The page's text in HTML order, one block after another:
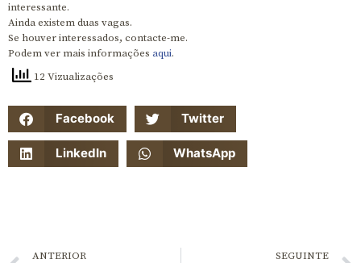
interessante.
Ainda existem duas vagas.
Se houver interessados, contacte-me.
Podem ver mais informações aqui.
12 Vizualizações
Facebook Twitter
LinkedIn WhatsApp
ANTERIOR SEGUINTE